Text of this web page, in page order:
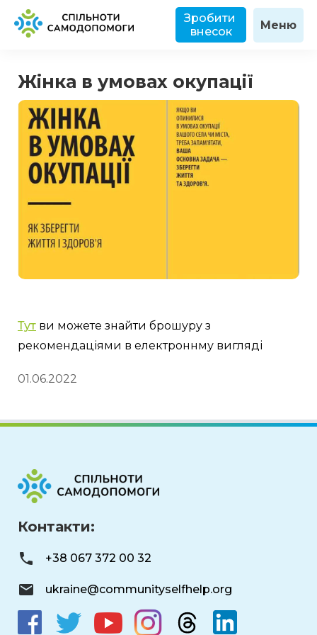
Зробити
внесок
Меню
Жінка в умовах окупації
Тут ви можете знайти брошуру з
рекомендаціями в електроннму вигляді
01.06.2022
Контакти:
+38 067 372 00 32
ukraine@communityselfhelp.org